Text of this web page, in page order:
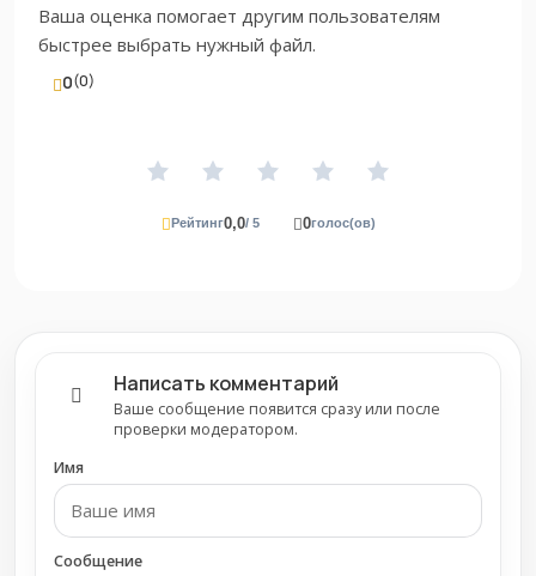
Ваша оценка помогает другим пользователям
быстрее выбрать нужный файл.
0(0)
Рейтинг0,0/ 5 0голос(ов)
Написать комментарий
Ваше сообщение появится сразу или после
проверки модератором.
Имя
Сообщение